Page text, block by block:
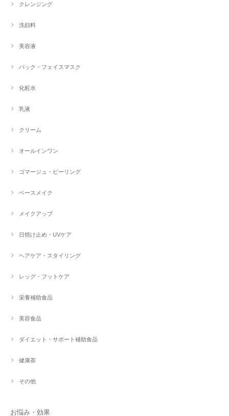
クレンジング
洗顔料
美容液
パック・フェイスマスク
化粧水
乳液
クリーム
オールインワン
ゴマージュ・ピーリング
ベースメイク
メイクアップ
日焼け止め・UVケア
ヘアケア・スタイリング
レッグ・フットケア
栄養補助食品
美容食品
ダイエット・サポート補助食品
健康茶
その他
お悩み・効果